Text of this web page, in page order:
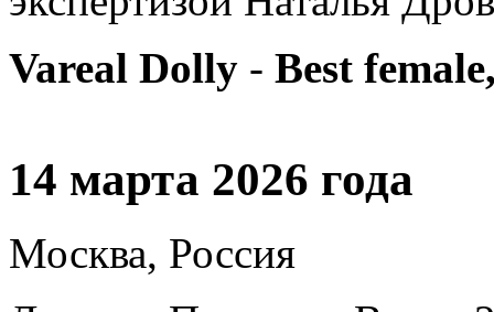
Vareal Dolly - Best
14 марта 2026 года
Москва, Россия